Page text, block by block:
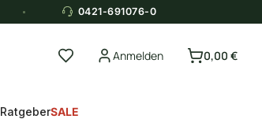
0421-691076-0
Anmelden 0,00 €
RatgeberSALE